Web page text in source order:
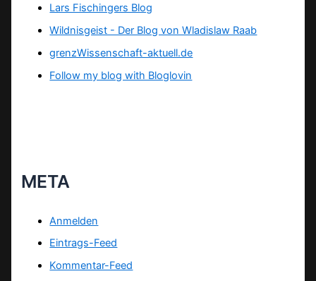
Lars Fischingers Blog
Wildnisgeist - Der Blog von Wladislaw Raab
grenzWissenschaft-aktuell.de
Follow my blog with Bloglovin
META
Anmelden
Eintrags-Feed
Kommentar-Feed